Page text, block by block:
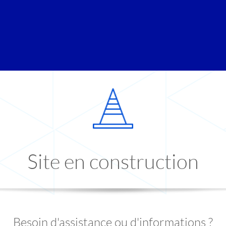
Site en construction
Besoin d'assistance ou d'informations ?